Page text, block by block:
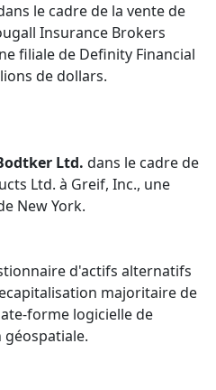
le cadre de la vente de
Insurance Brokers
filiale de Definity Financial
de dollars.
Ltd. dans le cadre de
Ltd. à Greif, Inc., une
New York.
d'actifs alternatifs
majoritaire de
forme logicielle de